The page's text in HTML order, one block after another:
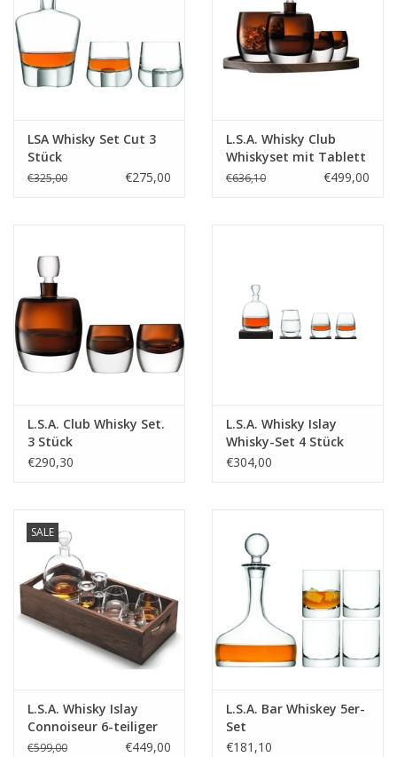
Set-Inhalt:
1 × Whisky-Karaffe
4 × DOF-Whiskygläser
4 × Whiskysteine
Maße Karaffe:
Fassungsvermögen Gläser:340 ml
Material:Kristallglas
LSA Whisky Set Cut 3
Stück
€325,00 €275,00
L.S.A. Whisky Club
Whiskyset mit Tablett
€636,10 €499,00
L.S.A. Club Whisky Set.
3 Stück
€290,30
L.S.A. Whisky Islay
Whisky-Set 4 Stück
€304,00
SALE
L.S.A. Whisky Islay
Connoiseur 6-teiliger
Satz
€599,00 €449,00
L.S.A. Bar Whiskey 5er-
Set
€181,10